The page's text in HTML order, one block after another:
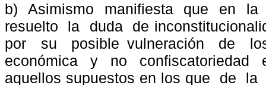
b) Asimismo manifiesta que en
la
resuelto
la duda
de
por
su posible vulneración de
económica y no confiscatoriedad
aquellos supuestos en los que
de
la